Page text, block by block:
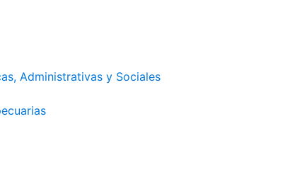
Administrativas y Sociales